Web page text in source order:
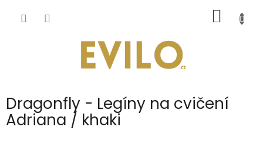
KOŠÍK
Dragonfly - Legíny na cvičení
Adriana / khaki